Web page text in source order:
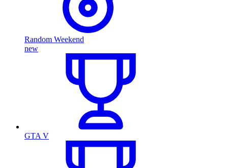
Random Weekend
new
GTA V